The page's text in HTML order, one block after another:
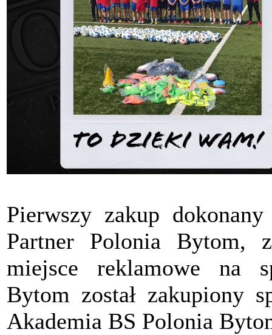
Pierwszy zakup
Partner Polonia Bytom,
miejsce reklamowe na
Bytom został zakupiony
Akademia BS Polonia